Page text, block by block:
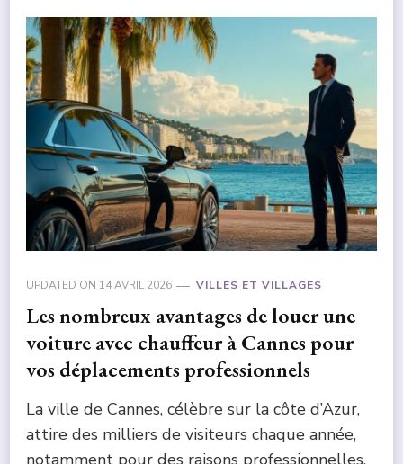
UPDATED ON 14 AVRIL 2026 VILLES ET VILLAGES
Les nombreux avantages de louer une
voiture avec chauffeur à Cannes pour
vos déplacements professionnels
La ville de Cannes, célèbre sur la côte d’Azur,
attire des milliers de visiteurs chaque année,
notamment pour des raisons professionnelles.